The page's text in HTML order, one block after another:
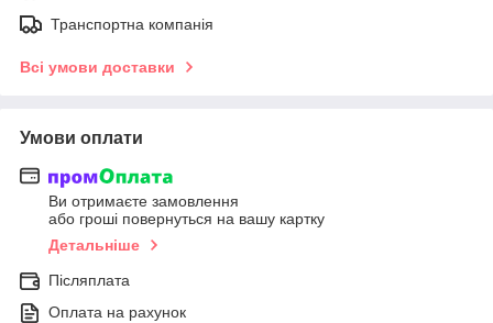
Транспортна компанія
Всі умови доставки
Умови оплати
Ви отримаєте замовлення
або гроші повернуться на вашу картку
Детальніше
Післяплата
Оплата на рахунок